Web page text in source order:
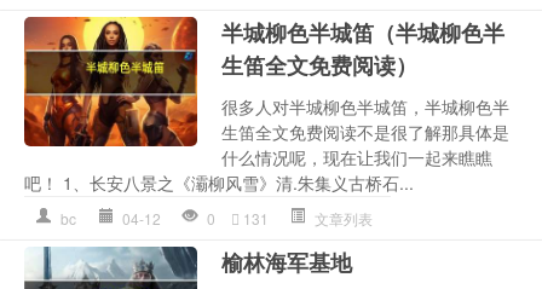
半城柳色半城笛（半城柳色半
生笛全文免费阅读）
很多人对半城柳色半城笛，半城柳色半
生笛全文免费阅读不是很了解那具体是
什么情况呢，现在让我们一起来瞧瞧
吧！ 1、长安八景之《灞柳风雪》清.朱集义古桥石...
bc 04-12 0 131 文章列表
榆林海军基地